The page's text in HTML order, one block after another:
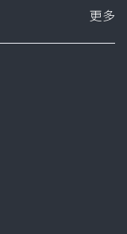
衣站 A2 出口）
港铁马鞍山站
更多